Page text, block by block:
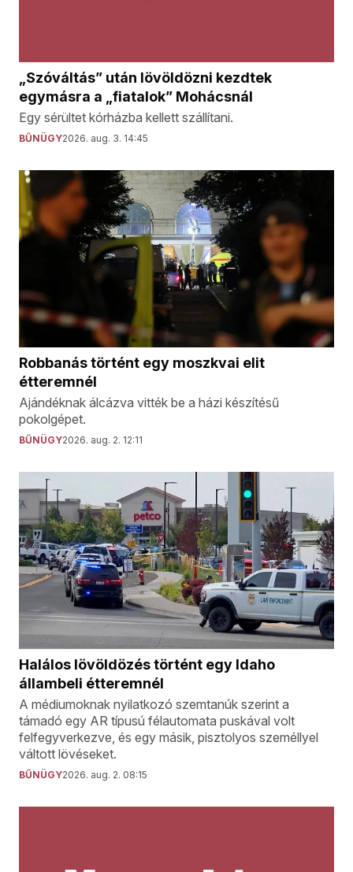
„Szóváltás” után lövöldözni kezdtek
egymásra a „fiatalok” Mohácsnál
Egy sérültet kórházba kellett szállítani.
BŰNÜGY2026. aug. 3. 14:45
Robbanás történt egy moszkvai elit
étteremnél
Ajándéknak álcázva vitték be a házi készítésű
pokolgépet.
BŰNÜGY2026. aug. 2. 12:11
Halálos lövöldözés történt egy Idaho
állambeli étteremnél
A médiumoknak nyilatkozó szemtanúk szerint a
támadó egy AR típusú félautomata puskával volt
felfegyverkezve, és egy másik, pisztolyos személlyel
váltott lövéseket.
BŰNÜGY2026. aug. 2. 08:15